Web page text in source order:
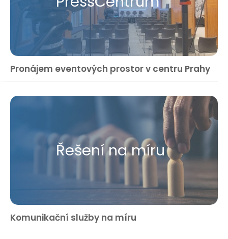
Pronájem eventových prostor v centru Prahy
Řešení na míru
Komunikační služby na míru